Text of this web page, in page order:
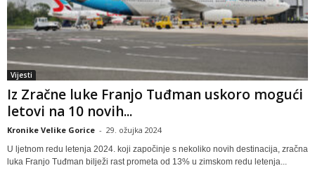
Vijesti
Iz Zračne luke Franjo Tuđman uskoro mogući
letovi na 10 novih...
Kronike Velike Gorice - 29. ožujka 2024
U ljetnom redu letenja 2024. koji započinje s nekoliko novih destinacija, zračna
luka Franjo Tuđman bilježi rast prometa od 13% u zimskom redu letenja...